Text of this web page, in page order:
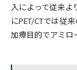
入によって従来よ
にPET/CTでは従
加療目的でアミロ